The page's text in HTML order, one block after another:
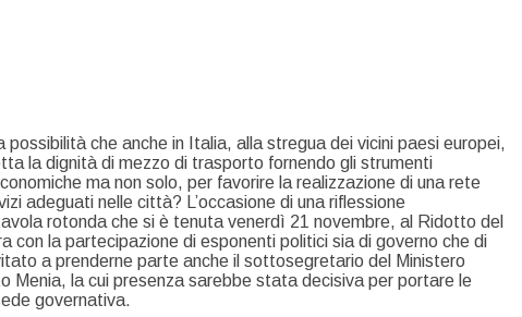
possibilità che anche in Italia, alla stregua dei vicini paesi europei,
la dignità di mezzo di trasporto fornendo gli strumenti
ma non solo, per favorire la realizzazione di una rete
adeguati nelle città? L’occasione di una riflessione
rotonda che si è tenuta venerdì 21 novembre, al Ridotto del
con la partecipazione di esponenti politici sia di governo che di
a prenderne parte anche il sottosegretario del Ministero
Menia, la cui presenza sarebbe stata decisiva per portare le
governativa.